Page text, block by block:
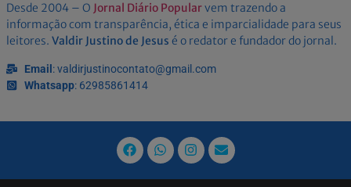
Desde 2004 – O Jornal Diário Popularvem trazendo a
informação com transparência, ética e imparcialidade para seus
leitores. Valdir Justino de Jesus é o redator e fundador do jornal.
Email: valdirjustinocontato@gmail.com
Whatsapp: 62985861414